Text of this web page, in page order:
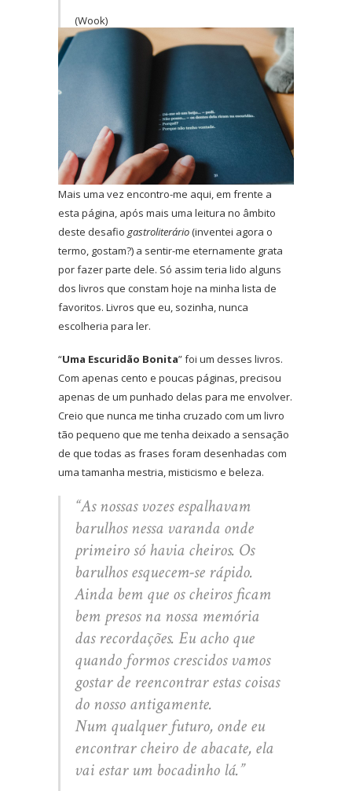
(Wook)
Mais uma vez encontro-me aqui, em frente a
esta página, após mais uma leitura no âmbito
deste desafio gastroliterário(inventei agora o
termo, gostam?) a sentir-me eternamente grata
por fazer parte dele. Só assim teria lido alguns
dos livros que constam hoje na minha lista de
favoritos. Livros que eu, sozinha, nunca
escolheria para ler.
“Uma Escuridão Bonita” foi um desses livros.
Com apenas cento e poucas páginas, precisou
apenas de um punhado delas para me envolver.
Creio que nunca me tinha cruzado com um livro
tão pequeno que me tenha deixado a sensação
de que todas as frases foram desenhadas com
uma tamanha mestria, misticismo e beleza.
“As nossas vozes espalhavam
barulhos nessa varanda onde
primeiro só havia cheiros. Os
barulhos esquecem-se rápido.
Ainda bem que os cheiros ficam
bem presos na nossa memória
das recordações. Eu acho que
quando formos crescidos vamos
gostar de reencontrar estas coisas
do nosso antigamente.
Num qualquer futuro, onde eu
encontrar cheiro de abacate, ela
vai estar um bocadinho lá.”